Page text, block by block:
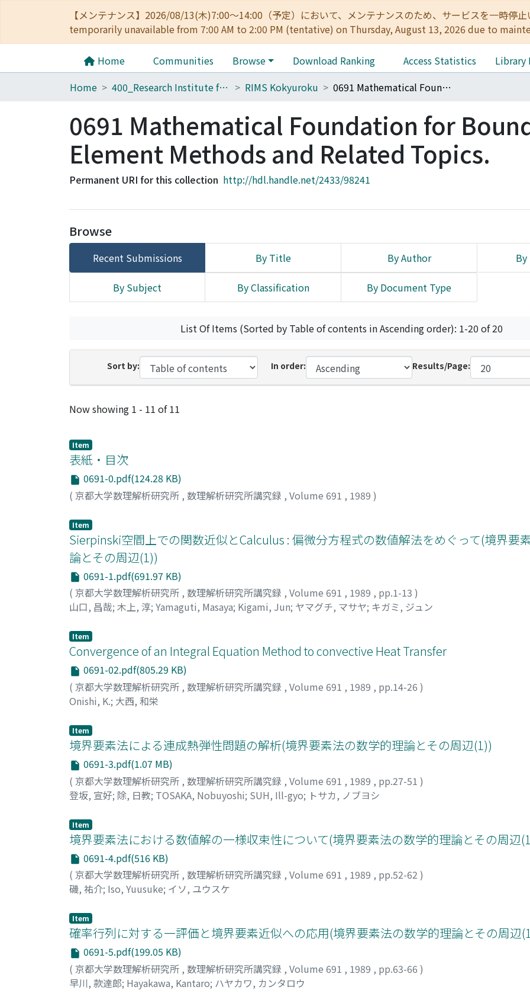
【メンテナンス】2026/08/13(木)7:00～14:00（予定）において、メンテナンスのため、サービスを一時
temporarily unavailable from 7:00 AM to 2:00 PM (tentative) on Thursday, August 13, 2026 due to
Home Communities Browse Download Ranking Access Statistics
Library
Home
400_Research Institute for Mathematical Sciences RIMS Kokyuroku 0691 Mathematical Foundation for Boundary Element Methods and Related Topics.
0691 Mathematical Foundation for
Element Methods and Related Topics.
Permanent URI for this collection http://hdl.handle.net/2433/98241
Browse
Recent Submissions By Title By Author By
By Subject By Classification By Document Type
List Of Items (Sorted by Table of contents in Ascending order): 1-20 of 20
Sort by: In order: Results/Page:
Recent Submissions
Now showing 1 - 11 of 11
Item
表紙・目次
0691-0.pdf(124.28 KB)
( 京都大学数理解析研究所 , 数理解析研究所講究録 , Volume 691 , 1989 )
Item
Sierpinski空間上での関数近似とCalculus : 偏微分方程式の数値解法をめぐって(境界要
論とその周辺(1))
0691-1.pdf(691.97 KB)
( 京都大学数理解析研究所 , 数理解析研究所講究録 , Volume 691 , 1989 , pp.1-13 )
山口, 昌哉; 木上, 淳; Yamaguti, Masaya; Kigami, Jun; ヤマグチ, マサヤ; キガミ, ジュン
Item
Convergence of an Integral Equation Method to convective Heat Transfer
0691-02.pdf(805.29 KB)
( 京都大学数理解析研究所 , 数理解析研究所講究録 , Volume 691 , 1989 , pp.14-26 )
Onishi, K.; 大西, 和栄
Item
境界要素法による連成熱弾性問題の解析(境界要素法の数学的理論とその周辺(1))
0691-3.pdf(1.07 MB)
( 京都大学数理解析研究所 , 数理解析研究所講究録 , Volume 691 , 1989 , pp.27-51 )
登坂, 宣好; 除, 日教; TOSAKA, Nobuyoshi; SUH, Ill-gyo; トサカ, ノブヨシ
Item
境界要素法における数値解の一様収束性について(境界要素法の数学的理論とその周辺
0691-4.pdf(516 KB)
( 京都大学数理解析研究所 , 数理解析研究所講究録 , Volume 691 , 1989 , pp.52-62 )
磯, 祐介; Iso, Yuusuke; イソ, ユウスケ
Item
確率行列に対する一評価と境界要素近似への応用(境界要素法の数学的理論とその周辺
0691-5.pdf(199.05 KB)
( 京都大学数理解析研究所 , 数理解析研究所講究録 , Volume 691 , 1989 , pp.63-66 )
早川, 款達郎; Hayakawa, Kantaro; ハヤカワ, カンタロウ